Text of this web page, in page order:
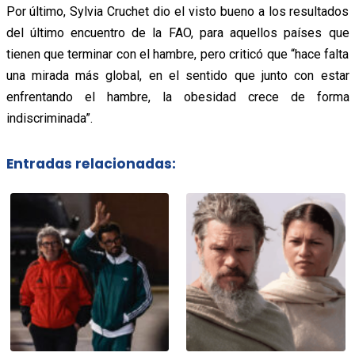
Por último, Sylvia Cruchet dio el visto bueno a los resultados
del último encuentro de la FAO, para aquellos países que
tienen que terminar con el hambre, pero criticó que “hace falta
una mirada más global, en el sentido que junto con estar
enfrentando el hambre, la obesidad crece de forma
indiscriminada”.
Entradas relacionadas: